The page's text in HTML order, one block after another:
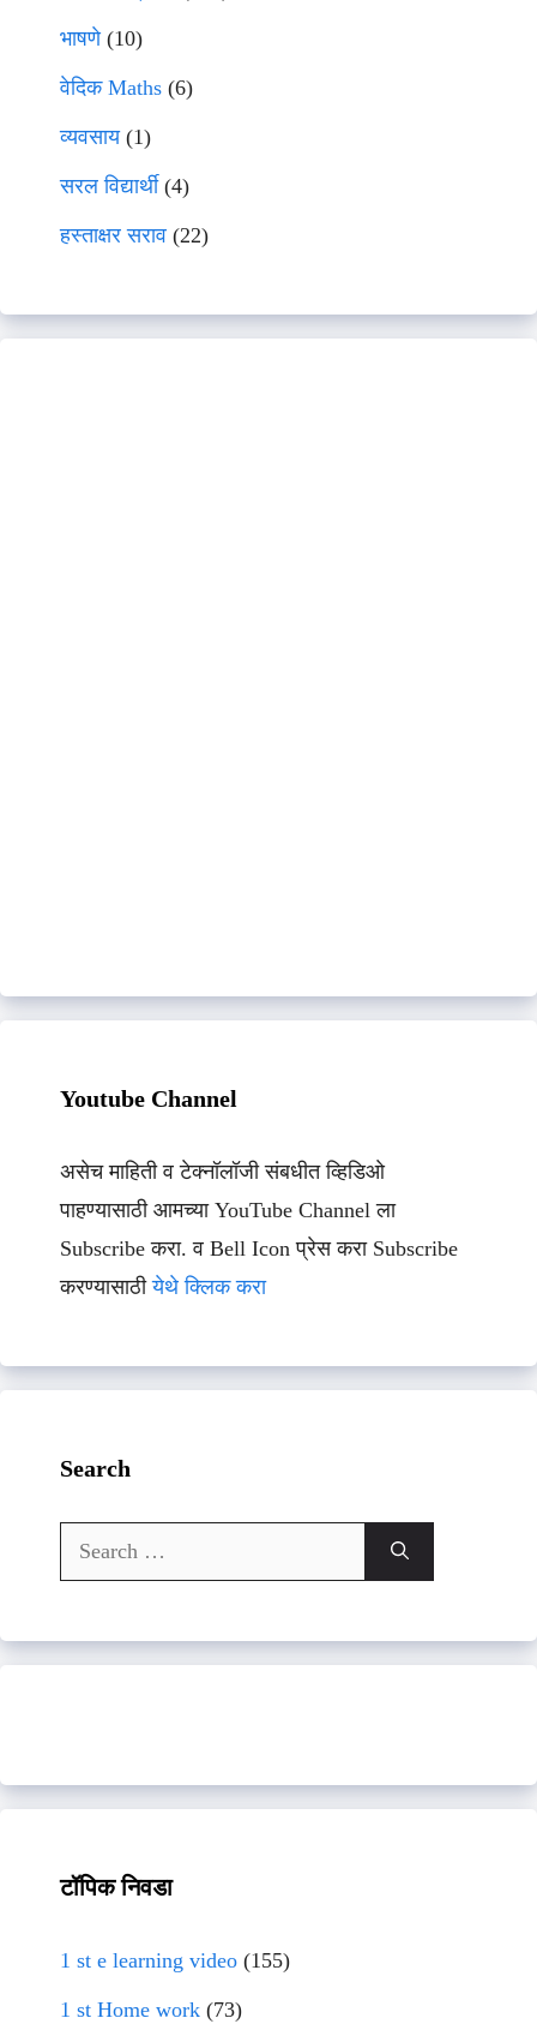
भाषणे(10)
वेदिक Maths (6)
व्यवसाय(1)
सरल विद्यार्थी(4)
हस्ताक्षर सराव (22)
Youtube Channel
असेच माहिती व टेक्नॉलॉजी संबधीत व्हिडिओ
पाहण्यासाठी आमच्या YouTube Channel ला
Subscribe करा. व Bell Icon प्रेस करा Subscribe
करण्यासाठीयेथे क्लिक करा
Search
Search
for:
टॉपिक निवडा
1 st e learning video (155)
1 st Home work (73)